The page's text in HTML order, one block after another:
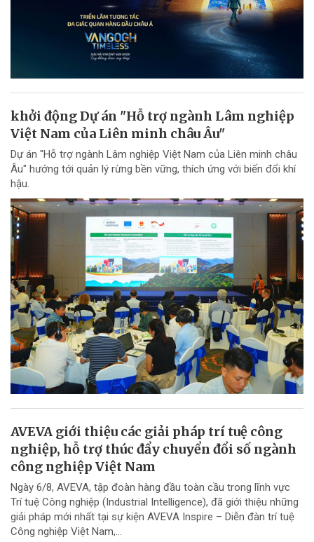
khởi động Dự án "Hỗ trợ ngành Lâm nghiệp
Việt Nam của Liên minh châu Âu"
Dự án "Hỗ trợ ngành Lâm nghiệp Việt Nam của Liên minh châu
Âu" hướng tới quản lý rừng bền vững, thích ứng với biến đổi khí
hậu.
AVEVA giới thiệu các giải pháp trí tuệ công
nghiệp, hỗ trợ thúc đẩy chuyển đổi số ngành
công nghiệp Việt Nam
Ngày 6/8, AVEVA, tập đoàn hàng đầu toàn cầu trong lĩnh vực
Trí tuệ Công nghiệp (Industrial Intelligence), đã giới thiệu những
giải pháp mới nhất tại sự kiện AVEVA Inspire – Diễn đàn trí tuệ
Công nghiệp Việt Nam,...